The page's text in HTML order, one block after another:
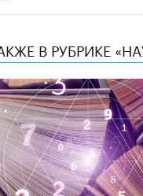
В РУБРИКЕ